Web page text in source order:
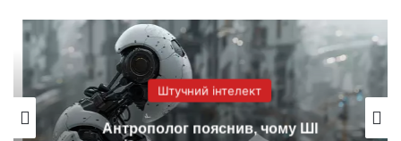
Штучний інтелект
Антрополог пояснив, чому ШІ